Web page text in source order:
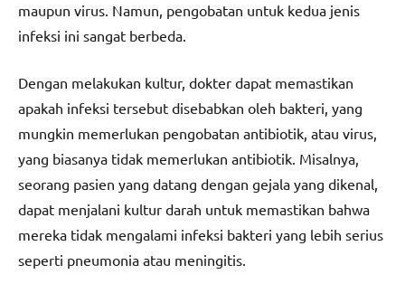
maupun virus. Namun, pengobatan untuk kedua jenis
infeksi ini sangat berbeda.
Dengan melakukan kultur, dokter dapat memastikan
apakah infeksi tersebut disebabkan oleh bakteri, yang
mungkin memerlukan pengobatan antibiotik, atau virus,
yang biasanya tidak memerlukan antibiotik. Misalnya,
seorang pasien yang datang dengan gejala yang dikenal,
dapat menjalani kultur darah untuk memastikan bahwa
mereka tidak mengalami infeksi bakteri yang lebih serius
seperti pneumonia atau meningitis.